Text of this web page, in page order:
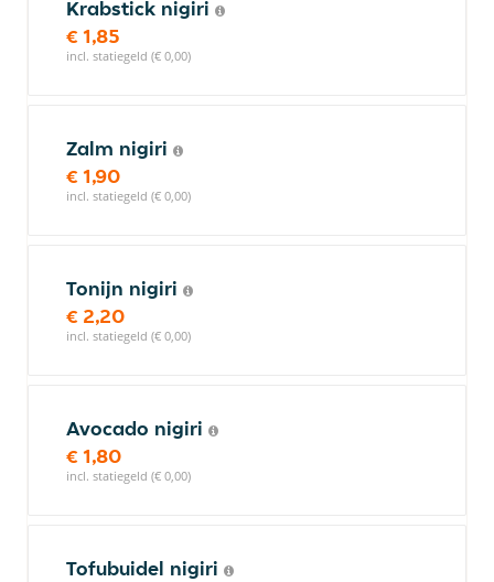
Krabstick nigiri
€ 1,85
incl. statiegeld (€ 0,00)
Zalm nigiri
€ 1,90
incl. statiegeld (€ 0,00)
Tonijn nigiri
€ 2,20
incl. statiegeld (€ 0,00)
Avocado nigiri
€ 1,80
incl. statiegeld (€ 0,00)
Tofubuidel nigiri